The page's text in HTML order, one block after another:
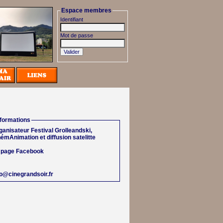
Espace membres
Identifiant
Mot de passe
Festival Grolleandski,
et diffusion satelitte
page Facebook